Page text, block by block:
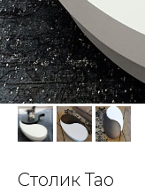
Cтолик Tao